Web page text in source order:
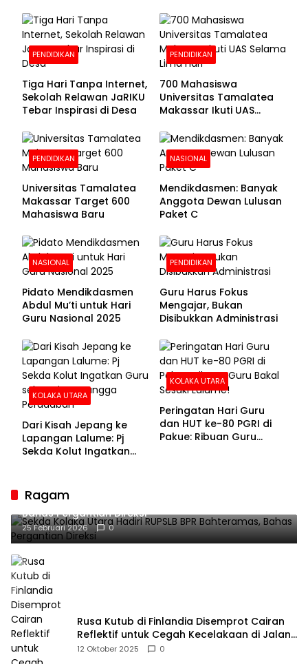
Pendaftaran Segera
Dibuka
PENDIDIKAN
Tiga Hari Tanpa Internet,
Sekolah Relawan JaRIKU
Tebar Inspirasi di Desa
PENDIDIKAN
700 Mahasiswa
Universitas Tamalatea
Makassar Ikuti UAS
PENDIDIKAN
Universitas Tamalatea
Makassar Target 600
Mahasiswa Baru
NASIONAL
Mendikdasmen: Banyak
Anggota Dewan Lulusan
Paket C
NASIONAL
Pidato Mendikdasmen
Abdul Mu’ti untuk Hari
Guru Nasional 2025
PENDIDIKAN
Guru Harus Fokus
Mengajar, Bukan
Disibukkan Administrasi
KOLAKA UTARA
Dari Kisah Jepang ke
Lapangan Lalume: Pj
Sekda Kolut Ingatkan
KOLAKA UTARA
Peringatan Hari Guru
dan HUT ke-80 PGRI di
Pakue: Ribuan Guru
Ragam
Sekda Kolaka Utara Hadiri RUPSLB BPR Bahteramas,
Bahas Pergantian Direksi
25 Februari 2026 0
Rusa Kutub di Finlandia Disemprot Cairan
Reflektif untuk Cegah Kecelakaan di Jalan
Raya
12 Oktober 2025 0